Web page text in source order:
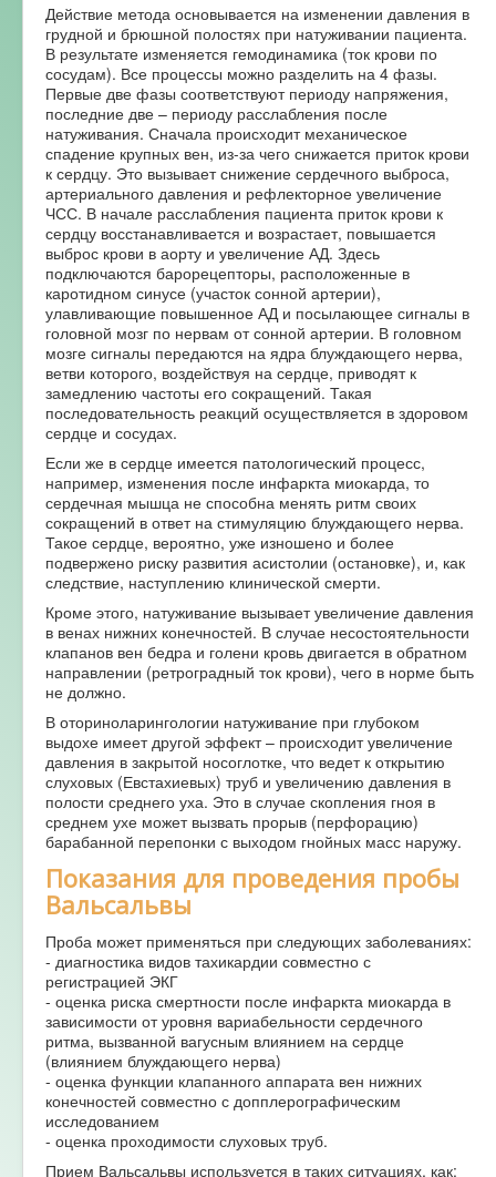
Действие метода основывается на изменении давления в
грудной и брюшной полостях при натуживании пациента.
В результате изменяется гемодинамика (ток крови по
сосудам). Все процессы можно разделить на 4 фазы.
Первые две фазы соответствуют периоду напряжения,
последние две – периоду расслабления после
натуживания. Сначала происходит механическое
спадение крупных вен, из-за чего снижается приток крови
к сердцу. Это вызывает снижение сердечного выброса,
артериального давления и рефлекторное увеличение
ЧСС. В начале расслабления пациента приток крови к
сердцу восстанавливается и возрастает, повышается
выброс крови в аорту и увеличение АД. Здесь
подключаются барорецепторы, расположенные в
каротидном синусе (участок сонной артерии),
улавливающие повышенное АД и посылающее сигналы в
головной мозг по нервам от сонной артерии. В головном
мозге сигналы передаются на ядра блуждающего нерва,
ветви которого, воздействуя на сердце, приводят к
замедлению частоты его сокращений. Такая
последовательность реакций осуществляется в здоровом
сердце и сосудах.
Если же в сердце имеется патологический процесс,
например, изменения после инфаркта миокарда, то
сердечная мышца не способна менять ритм своих
сокращений в ответ на стимуляцию блуждающего нерва.
Такое сердце, вероятно, уже изношено и более
подвержено риску развития асистолии (остановке), и, как
следствие, наступлению клинической смерти.
Кроме этого, натуживание вызывает увеличение давления
в венах нижних конечностей. В случае несостоятельности
клапанов вен бедра и голени кровь двигается в обратном
направлении (ретроградный ток крови), чего в норме быть
не должно.
В оториноларингологии натуживание при глубоком
выдохе имеет другой эффект – происходит увеличение
давления в закрытой носоглотке, что ведет к открытию
слуховых (Евстахиевых) труб и увеличению давления в
полости среднего уха. Это в случае скопления гноя в
среднем ухе может вызвать прорыв (перфорацию)
барабанной перепонки с выходом гнойных масс наружу.
Показания для проведения пробы
Вальсальвы
Проба может применяться при следующих заболеваниях:
- диагностика видов тахикардии совместно с
регистрацией ЭКГ
- оценка риска смертности после инфаркта миокарда в
зависимости от уровня вариабельности сердечного
ритма, вызванной вагусным влиянием на сердце
(влиянием блуждающего нерва)
- оценка функции клапанного аппарата вен нижних
конечностей совместно с допплерографическим
исследованием
- оценка проходимости слуховых труб.
Прием Вальсальвы используется в таких ситуациях, как: